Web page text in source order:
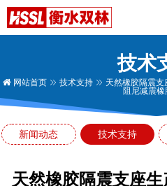
技术
网站首页 技术支持
天然橡胶隔震
阻尼减震
新闻动态 技术支持
天然橡胶隔震支座